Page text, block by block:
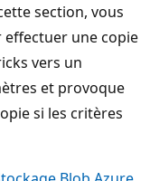
section, vous
effectuer une copie
vers un
et provoque
si les critères